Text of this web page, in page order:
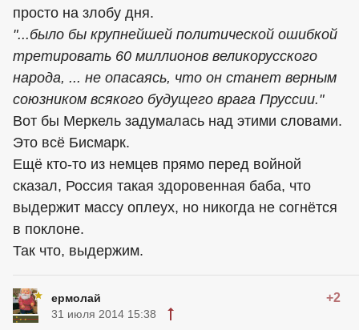
просто на злобу дня.
"...было бы крупнейшей политической ошибкой
третировать 60 миллионов великорусского
народа, ... не опасаясь, что он станет верным
союзником всякого будущего врага Пруссии."
Вот бы Меркель задумалась над этими словами.
Это всё Бисмарк.
Ещё кто-то из немцев прямо перед войной
сказал, Россия такая здоровенная баба, что
выдержит массу оплеух, но никогда не согнётся
в поклоне.
Так что, выдержим.
ермолай +2
31 июля 2014 15:38